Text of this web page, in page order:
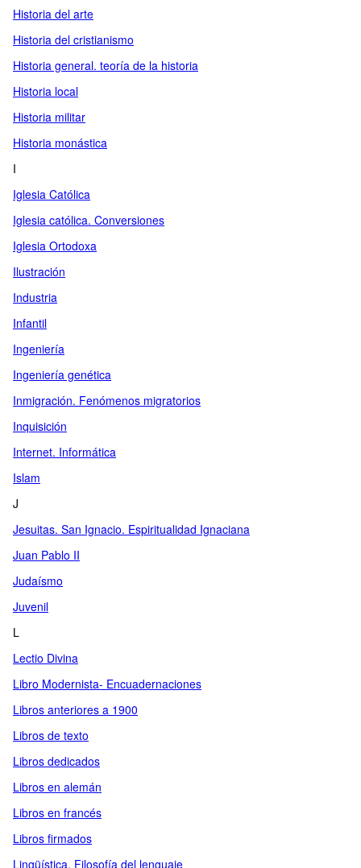
Historia del arte
Historia del cristianismo
Historia general. teoría de la historia
Historia local
Historia militar
Historia monástica
I
Iglesia Católica
Iglesia católica. Conversiones
Iglesia Ortodoxa
Ilustración
Industria
Infantil
Ingeniería
Ingeniería genética
Inmigración. Fenómenos migratorios
Inquisición
Internet. Informática
Islam
J
Jesuitas. San Ignacio. Espiritualidad Ignaciana
Juan Pablo II
Judaísmo
Juvenil
L
Lectio Divina
Libro Modernista- Encuadernaciones
Libros anteriores a 1900
Libros de texto
Libros dedicados
Libros en alemán
Libros en francés
Libros firmados
Lingüística. Filosofía del lenguaje